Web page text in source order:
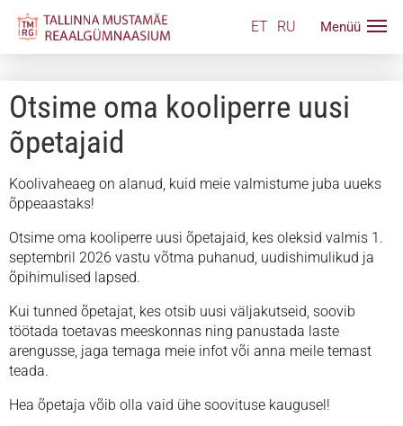
ET RU
Otsime oma kooliperre uusi
õpetajaid
Koolivaheaeg on alanud, kuid meie valmistume juba uueks
õppeaastaks!
Otsime oma kooliperre uusi õpetajaid, kes oleksid valmis 1.
septembril 2026 vastu võtma puhanud, uudishimulikud ja
õpihimulised lapsed.
Kui tunned õpetajat, kes otsib uusi väljakutseid, soovib
töötada toetavas meeskonnas ning panustada laste
arengusse, jaga temaga meie infot või anna meile temast
teada.
Hea õpetaja võib olla vaid ühe soovituse kaugusel!